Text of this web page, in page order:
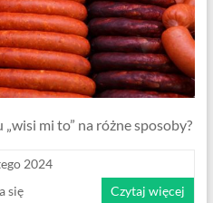
mi to” na różne sposoby?
2024
się Czytaj więcej